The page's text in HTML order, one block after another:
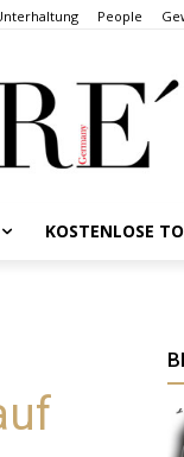
People
KOSTENLOSE